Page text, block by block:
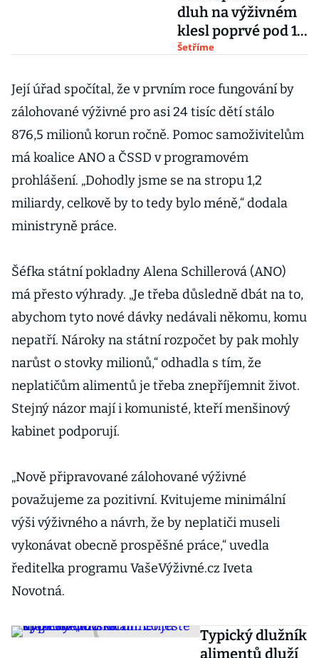
dluh na výživném
klesl poprvé pod 10
miliard
Šetříme
Její úřad spočítal, že v prvním roce fungování by
zálohované výživné pro asi 24 tisíc dětí stálo
876,5 milionů korun ročně. Pomoc samoživitelům
má koalice ANO a ČSSD v programovém
prohlášení. „Dohodly jsme se na stropu 1,2
miliardy, celkově by to tedy bylo méně,“ dodala
ministryně práce.
Šéfka státní pokladny Alena Schillerová (ANO)
má přesto výhrady. „Je třeba důsledně dbát na to,
abychom tyto nové dávky nedávali někomu, komu
nepatří. Nároky na státní rozpočet by pak mohly
narůst o stovky milionů,“ odhadla s tím, že
neplatičům alimentů je třeba znepříjemnit život.
Stejný názor mají i komunisté, kteří menšinový
kabinet podporují.
„Nově připravované zálohované výživné
považujeme za pozitivní. Kvitujeme minimální
výši výživného a návrh, že by neplatiči museli
vykonávat obecně prospěšné práce,“ uvedla
ředitelka programu VašeVýživné.cz Iveta
Novotná.
Typický dlužník
alimentů dluží